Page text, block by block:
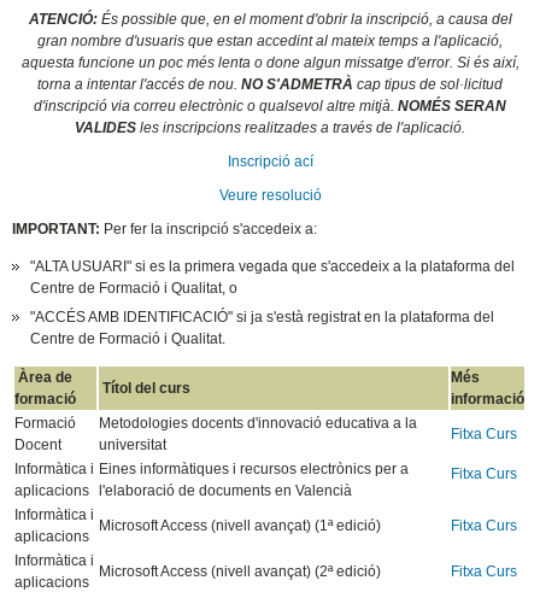
ATENCIÓ:És possible que, en el moment d'obrir la inscripció, a causa del
gran nombre d'usuaris que estan accedint al mateix temps a l'aplicació,
aquesta funcione un poc més lenta o done algun missatge d'error. Si és així,
torna a intentar l'accés de nou.NO S'ADMETRÀ cap tipus de sol·licitud
d'inscripció via correu electrònic o qualsevol altre mitjà.NOMÉS SERAN
VALIDES les inscripcions realitzades a través de l'aplicació.
Inscripció ací
Veure resolució
IMPORTANT: Per fer la inscripció s'accedeix a:
"ALTA USUARI" si es la primera vegada que s'accedeix a la plataforma del
Centre de Formació i Qualitat, o
"ACCÉS AMB IDENTIFICACIÓ" si ja s'està registrat en la plataforma del
Centre de Formació i Qualitat.
Àrea de
formació
Títol del curs
Més
informació
Formació
Docent
Metodologies docents d'innovació educativa a la
universitat
Fitxa Curs
Informàtica i
aplicacions
Eines informàtiques i recursos electrònics per a
l'elaboració de documents en Valencià
Fitxa Curs
Informàtica i
aplicacions
Microsoft Access (nivell avançat) (1ª edició) Fitxa Curs
Informàtica i
aplicacions
Microsoft Access (nivell avançat) (2ª edició) Fitxa Curs